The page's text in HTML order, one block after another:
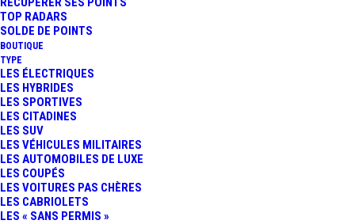
TOP RADARS
SOLDE DE POINTS
BOUTIQUE
TYPE
LES ÉLECTRIQUES
LES HYBRIDES
LES SPORTIVES
LES CITADINES
LES SUV
LES VÉHICULES MILITAIRES
LES AUTOMOBILES DE LUXE
LES COUPÉS
LES VOITURES PAS CHÈRES
LES CABRIOLETS
LES « SANS PERMIS »
1 Minute